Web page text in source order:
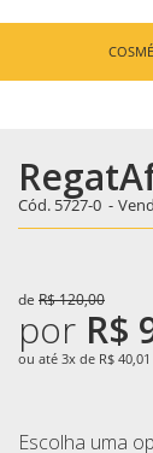
Cód. 5727-0 -
de R$ 120,00
por R$
ou até 3x de R$
Escolha uma